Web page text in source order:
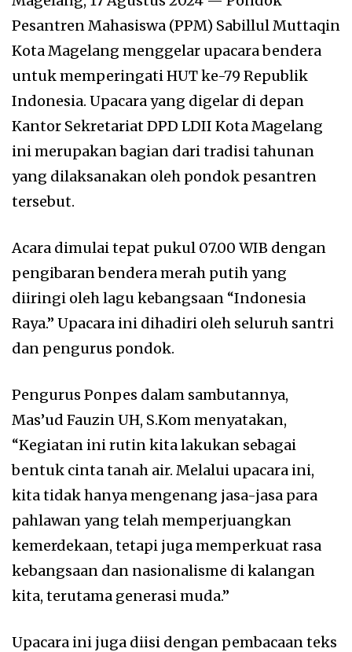
Pesantren Mahasiswa (PPM) Sabillul Muttaqin
Kota Magelang menggelar upacara bendera
untuk memperingati HUT ke-79 Republik
Indonesia. Upacara yang digelar di depan
Kantor Sekretariat DPD LDII Kota Magelang
ini merupakan bagian dari tradisi tahunan
yang dilaksanakan oleh pondok pesantren
tersebut.
Acara dimulai tepat pukul 07.00 WIB dengan
pengibaran bendera merah putih yang
diiringi oleh lagu kebangsaan “Indonesia
Raya.” Upacara ini dihadiri oleh seluruh santri
dan pengurus pondok.
Pengurus Ponpes dalam sambutannya,
Mas’ud Fauzin UH, S.Kom menyatakan,
“Kegiatan ini rutin kita lakukan sebagai
bentuk cinta tanah air. Melalui upacara ini,
kita tidak hanya mengenang jasa-jasa para
pahlawan yang telah memperjuangkan
kemerdekaan, tetapi juga memperkuat rasa
kebangsaan dan nasionalisme di kalangan
kita, terutama generasi muda.”
Upacara ini juga diisi dengan pembacaan teks